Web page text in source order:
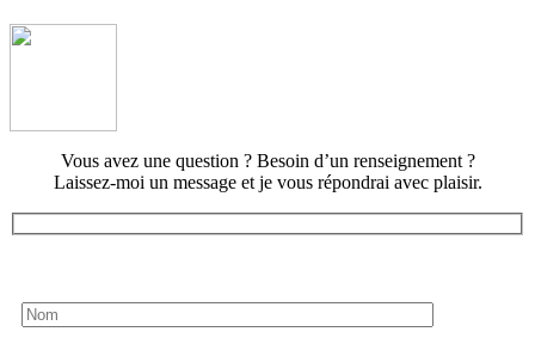
Vous avez une question ? Besoin d’un renseignement ?
Laissez-moi un message et je vous répondrai avec plaisir.